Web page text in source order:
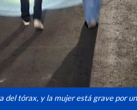
tórax, y la mujer está grave por